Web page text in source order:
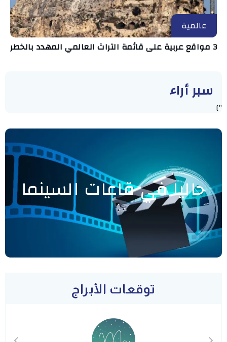
عالمية
3 مواقع عربية على قائمة التراث العالمي المهدد بالخطر
سبر أراء
"]
حاليا في قاعات السينما
توقعات الأبراج